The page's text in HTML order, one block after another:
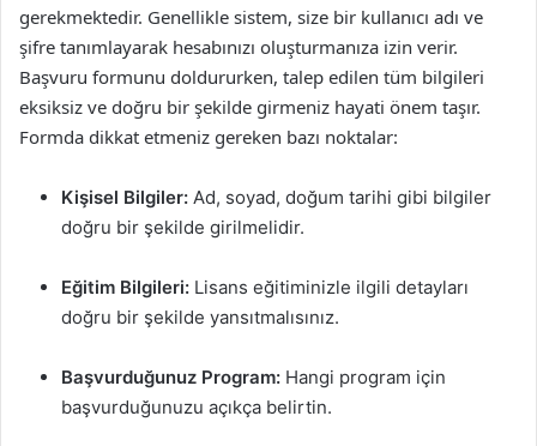
gerekmektedir. Genellikle sistem, size bir kullanıcı adı ve
şifre tanımlayarak hesabınızı oluşturmanıza izin verir.
Başvuru formunu doldururken, talep edilen tüm bilgileri
eksiksiz ve doğru bir şekilde girmeniz hayati önem taşır.
Formda dikkat etmeniz gereken bazı noktalar:
Kişisel Bilgiler: Ad, soyad, doğum tarihi gibi bilgiler
doğru bir şekilde girilmelidir.
Eğitim Bilgileri: Lisans eğitiminizle ilgili detayları
doğru bir şekilde yansıtmalısınız.
Başvurduğunuz Program: Hangi program için
başvurduğunuzu açıkça belirtin.